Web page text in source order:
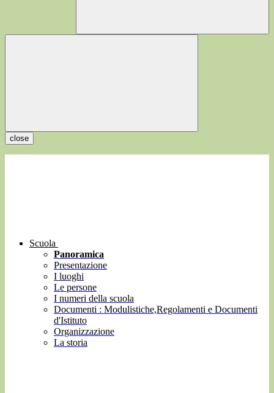
close
Scuola
Panoramica
Presentazione
I luoghi
Le persone
I numeri della scuola
Documenti : Modulistiche,Regolamenti e Documenti
d'Istituto
Organizzazione
La storia